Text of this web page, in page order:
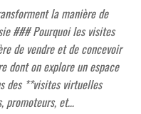
la manière de
### Pourquoi les visites
de vendre et de concevoir
dont on explore un espace
des **visites virtuelles
promoteurs, et…